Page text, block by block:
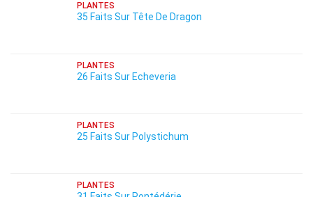
PLANTES
35 Faits Sur Tête De Dragon
PLANTES
26 Faits Sur Echeveria
PLANTES
25 Faits Sur Polystichum
PLANTES